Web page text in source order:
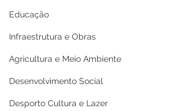
Educação
Infraestrutura e Obras
Agricultura e Meio Ambiente
Desenvolvimento Social
Desporto Cultura e Lazer